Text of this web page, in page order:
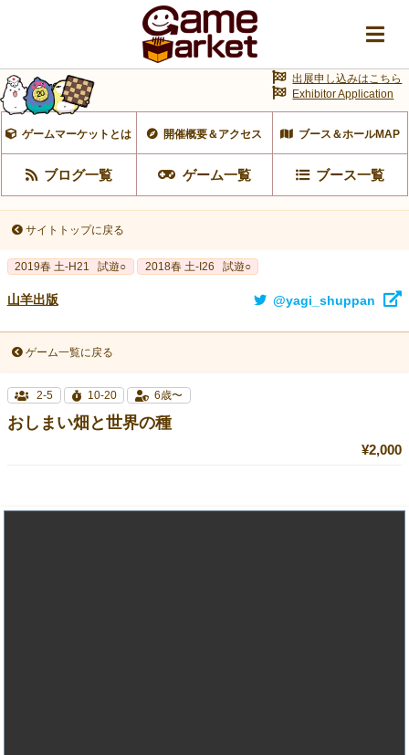
ゲームマーケットとは 開催概要＆アクセス ブース＆ホールMAP
ブログ一覧 ゲーム一覧 ブース一覧
出展申し込みはこちら
Exhibitor Application
サイトトップに戻る
2019春 土-H21 試遊○ 2018春 土-I26 試遊○
山羊出版 @yagi_shuppan
ゲーム一覧に戻る
2-5 10-20 6歳〜
おしまい畑と世界の種
¥2,000